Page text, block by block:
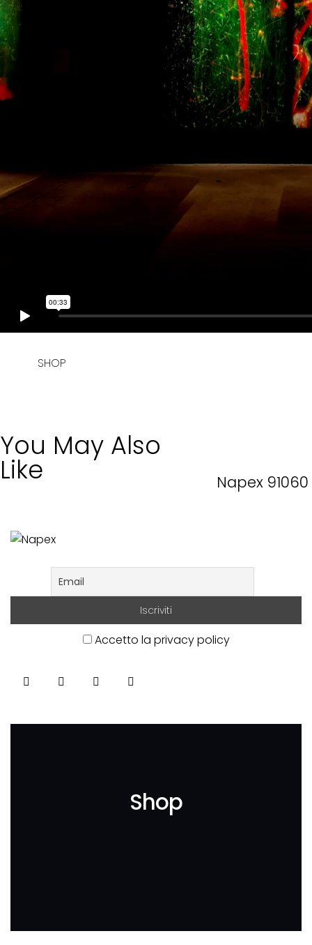
SHOP
You May Also
Like Napex 91060
Accetto la privacy policy
Shop